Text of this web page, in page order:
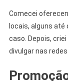
Comecei
locais, alguns
caso. Depois,
divulgar nas